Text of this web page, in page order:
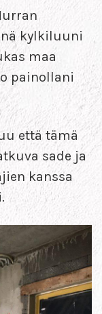
kylkiluuni
maa
painollani
että tämä
sade ja
kanssa